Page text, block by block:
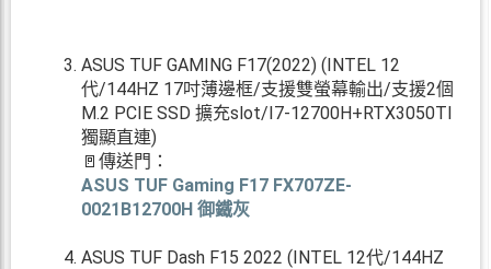
ASUS TUF GAMING F17(2022) (INTEL 12
代/144HZ 17吋薄邊框/支援雙螢幕輸出/支援2個
M.2 PCIE SSD 擴充slot/I7-12700H+RTX3050TI
獨顯直連)
🚪傳送門：
ASUS TUF Gaming F17 FX707ZE-
0021B12700H 御鐵灰
ASUS TUF Dash F15 2022 (INTEL 12代/144HZ